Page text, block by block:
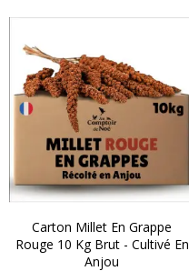
Carton Millet En Grappe
Rouge 10 Kg Brut - Cultivé En
Anjou